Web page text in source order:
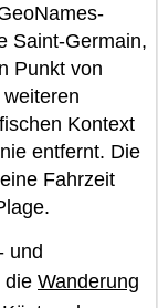
Saint-Germain,
Punkt von
Kontext
entfernt. Die
Fahrzeit
und
die Wanderung